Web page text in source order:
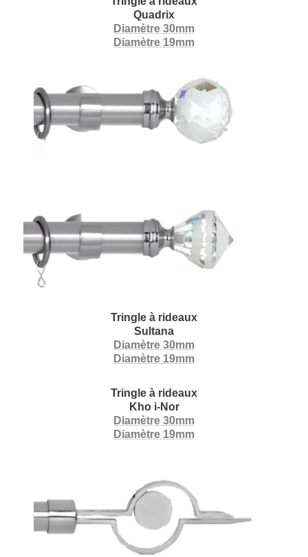
Quadrix
Diamètre 30mm
Diamètre 19mm
Tringle à rideaux
Sultana
Diamètre 30mm
Diamètre 19mm
Tringle à rideaux
Kho i-Nor
Diamètre 30mm
Diamètre 19mm